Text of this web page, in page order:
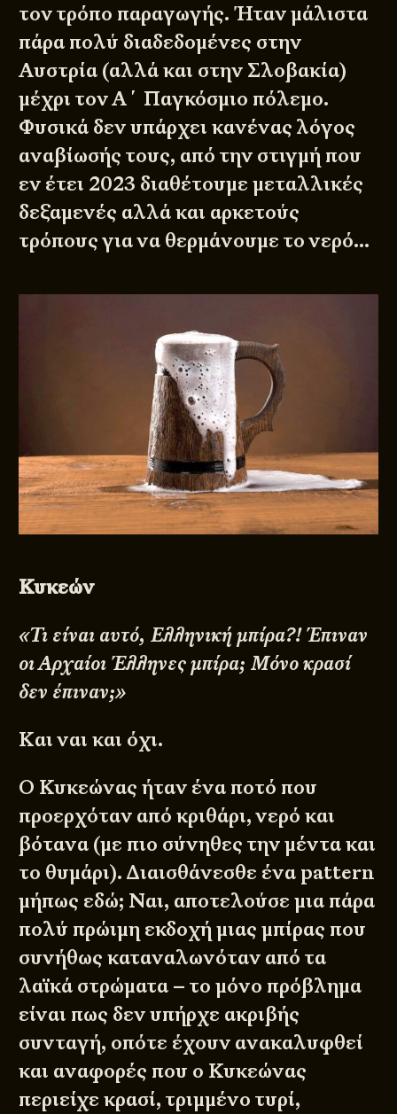
τον τρόπο παραγωγής. Ήταν μάλιστα
πάρα πολύ διαδεδομένες στην
Αυστρία (αλλά και στην Σλοβακία)
μέχρι τον Α΄ Παγκόσμιο πόλεμο.
Φυσικά δεν υπάρχει κανένας λόγος
αναβίωσής τους, από την στιγμή που
εν έτει 2023 διαθέτουμε μεταλλικές
δεξαμενές αλλά και αρκετούς
τρόπους για να θερμάνουμε το νερό…
Κυκεών
«Τι είναι αυτό, Ελληνική μπίρα?! Έπιναν
οι Αρχαίοι Έλληνες μπίρα; Μόνο κρασί
δεν έπιναν;»
Και ναι και όχι.
Ο Κυκεώνας ήταν ένα ποτό που
προερχόταν από κριθάρι, νερό και
βότανα (με πιο σύνηθες την μέντα και
το θυμάρι). Διαισθάνεσθε ένα pattern
μήπως εδώ; Ναι, αποτελούσε μια πάρα
πολύ πρώιμη εκδοχή μιας μπίρας που
συνήθως καταναλωνόταν από τα
λαϊκά στρώματα – το μόνο πρόβλημα
είναι πως δεν υπήρχε ακριβής
συνταγή, οπότε έχουν ανακαλυφθεί
και αναφορές που ο Κυκεώνας
περιείχε κρασί, τριμμένο τυρί,